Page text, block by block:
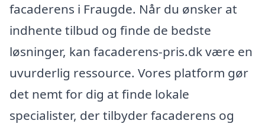
facaderens i Fraugde. Når du ønsker at
indhente tilbud og finde de bedste
løsninger, kan facaderens-pris.dk være en
uvurderlig ressource. Vores platform gør
det nemt for dig at finde lokale
specialister, der tilbyder facaderens og